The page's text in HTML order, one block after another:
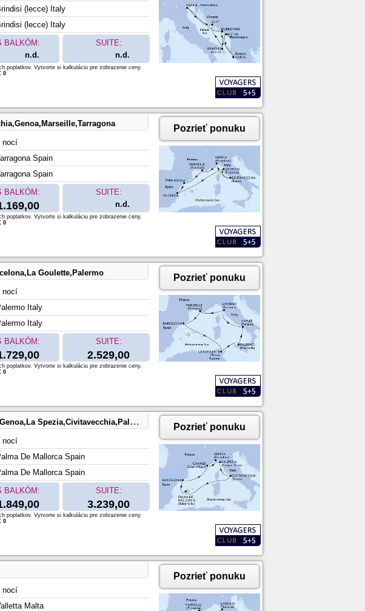
(lecce) Italy
(lecce) Italy
BALKÓM:
n.d.
SUITE:
n.d.
poplatkov. Vytvorte si kalkuláciu pre zobrazenie ceny.
0
nocí
Spain
Spain
BALKÓM:
SUITE:
n.d.
Pozrieť ponuku
poplatkov. Vytvorte si kalkuláciu pre zobrazenie ceny.
0
Goulette,Palermo
nocí
Italy
Italy
BALKÓM: SUITE:
2.529,00
Pozrieť ponuku
poplatkov. Vytvorte si kalkuláciu pre zobrazenie ceny.
0
Spezia,Civitavecchia,Palma de Mallorca
nocí
De Mallorca Spain
De Mallorca Spain
BALKÓM: SUITE:
3.239,00
Pozrieť ponuku
poplatkov. Vytvorte si kalkuláciu pre zobrazenie ceny.
0
nocí
Malta
Pozrieť ponuku